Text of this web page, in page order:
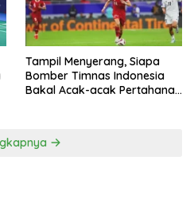
Tampil Menyerang, Siapa
Bomber Timnas Indonesia
Bakal Acak-acak Pertahanan